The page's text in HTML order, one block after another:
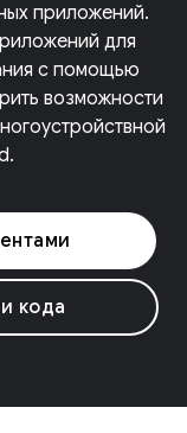
приложений.
для
с помощью
возможности
кода